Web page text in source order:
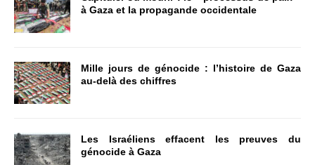
à Gaza et la propagande occidentale
Mille jours de génocide : l’histoire de Gaza
au-delà des chiffres
Les Israéliens effacent les preuves du
génocide à Gaza